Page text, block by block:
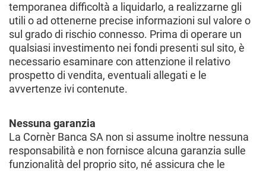
temporanea difficoltà a liquidarlo, a realizzarne gli
utili o ad ottenerne precise informazioni sul valore o
sul grado di rischio connesso. Prima di operare un
qualsiasi investimento nei fondi presenti sul sito, è
necessario esaminare con attenzione il relativo
prospetto di vendita, eventuali allegati e le
avvertenze ivi contenute.
Nessuna garanzia
La Cornèr Banca SA non si assume inoltre nessuna
responsabilità e non fornisce alcuna garanzia sulle
funzionalità del proprio sito, né assicura che le